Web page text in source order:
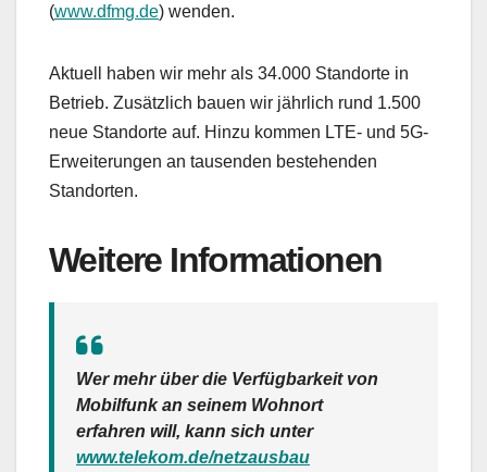
(www.dfmg.de) wenden.
Aktuell haben wir mehr als 34.000 Standorte in
Betrieb. Zusätzlich bauen wir jährlich rund 1.500
neue Standorte auf. Hinzu kommen LTE- und 5G-
Erweiterungen an tausenden bestehenden
Standorten.
Weitere Informationen
Wer mehr über die Verfügbarkeit von
Mobilfunk an seinem Wohnort
erfahren will, kann sich unter
www.telekom.de/netzausbau